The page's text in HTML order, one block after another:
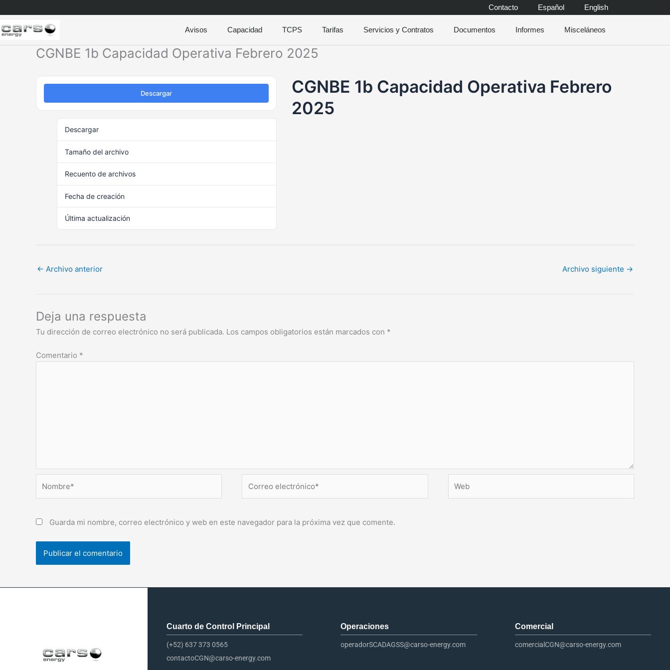
al
contenido
Contacto Español English
Avisos Capacidad TCPS Tarifas Servicios y Contratos Documentos Informes Misceláneos
CGNBE 1b Capacidad Operativa Febrero 2025
Descargar
Descargar
Tamaño del archivo
Recuento de archivos
Fecha de creación
Última actualización
CGNBE 1b Capacidad Operativa Febrero
2025
← Archivo anterior Archivo siguiente →
Deja una respuesta
Tu dirección de correo electrónico no será publicada. Los campos obligatorios están marcados con *
Comentario *
electrónico*
Guarda mi nombre, correo electrónico y web en este navegador para la próxima vez que comente.
Cuarto de Control Principal​
(+52) 637 373 0565
contactoCGN@carso-energy.com
Operaciones
operadorSCADAGSS@carso-energy.com
Comercial
comercialCGN@carso-energy.com